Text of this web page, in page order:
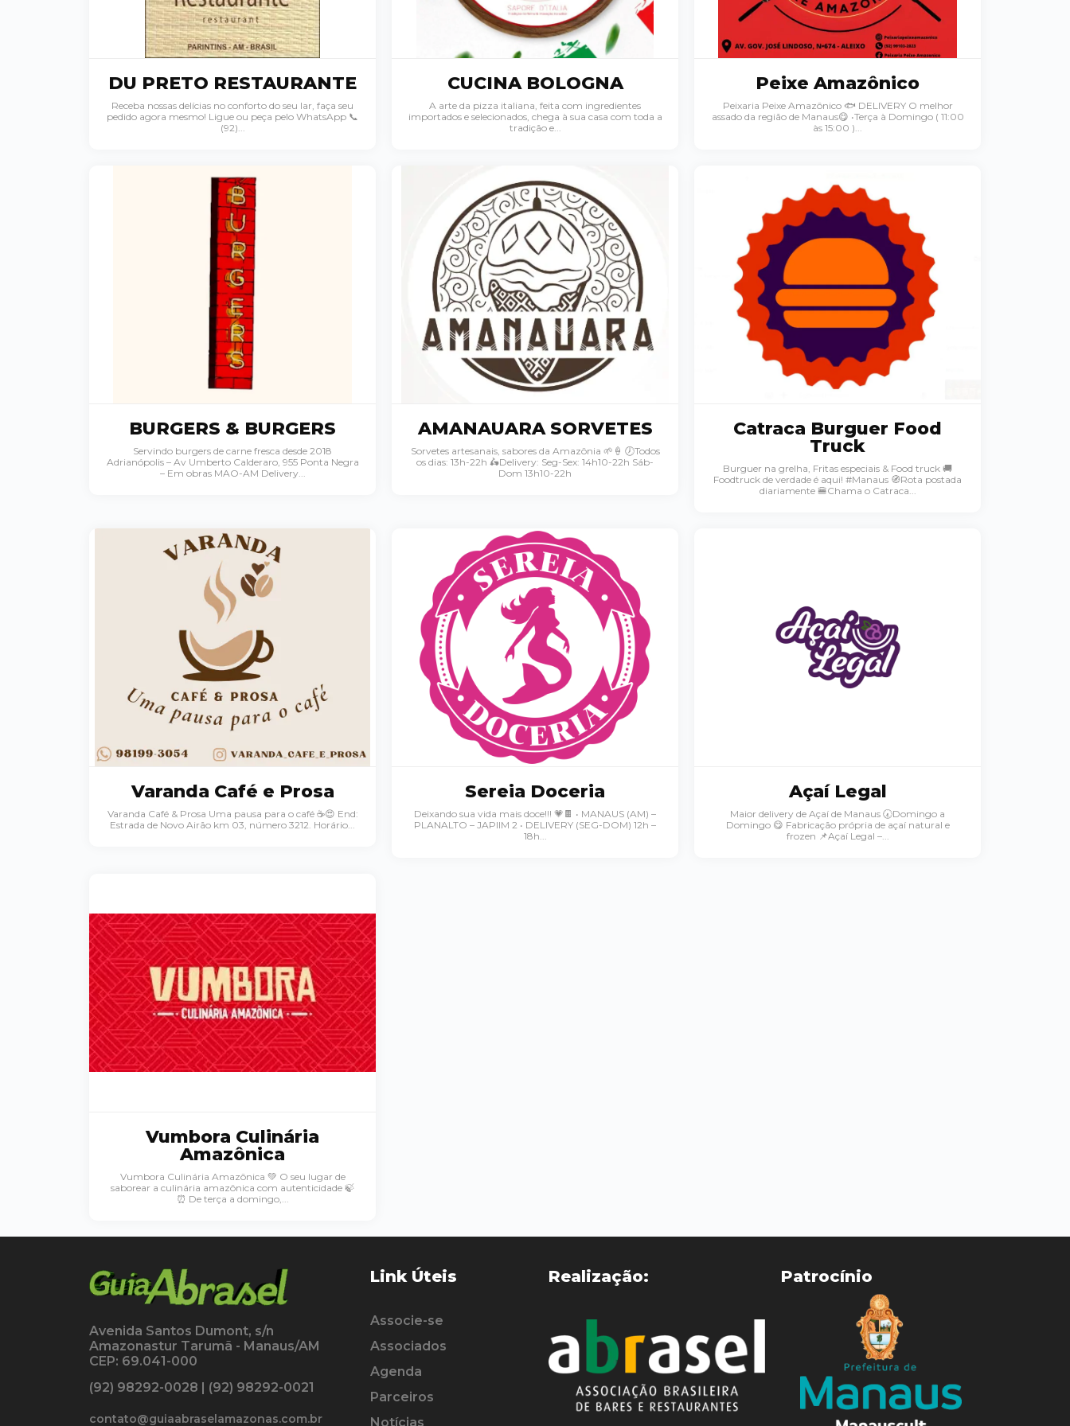
DU PRETO RESTAURANTE
Receba nossas delícias no conforto do seu lar, faça seu
pedido agora mesmo! Ligue ou peça pelo WhatsApp 📞
(92)...
CUCINA BOLOGNA
A arte da pizza italiana, feita com ingredientes
importados e selecionados, chega à sua casa com toda a
tradição e...
Peixe Amazônico
Peixaria Peixe Amazônico 🐟 DELIVERY O melhor
assado da região de Manaus😋 •Terça à Domingo ( 11:00
às 15:00 )...
BURGERS & BURGERS
Servindo burgers de carne fresca desde 2018
Adrianópolis – Av Umberto Calderaro, 955 Ponta Negra
– Em obras MAO-AM Delivery...
AMANAUARA SORVETES
Sorvetes artesanais, sabores da Amazônia 🌱🍦 🕖Todos
os dias: 13h-22h 🛵Delivery: Seg-Sex: 14h10-22h Sáb-
Dom 13h10-22h
Catraca Burguer Food
Truck
Burguer na grelha, Fritas especiais & Food truck 🚚
Foodtruck de verdade é aqui! #Manaus 🧭Rota postada
diariamente 🍔Chama o Catraca...
Varanda Café e Prosa
Varanda Café & Prosa Uma pausa para o café ☕️😍 End:
Estrada de Novo Airão km 03, número 3212. Horário...
Sereia Doceria
Deixando sua vida mais doce!!! 💗🍫 • MANAUS (AM) –
PLANALTO – JAPIIM 2 • DELIVERY (SEG-DOM) 12h –
18h...
Açaí Legal
Maior delivery de Açaí de Manaus 🕢Domingo a
Domingo 😋 Fabricação própria de açaí natural e
frozen 📌Açaí Legal –...
Vumbora Culinária
Amazônica
Vumbora Culinária Amazônica 💚 O seu lugar de
saborear a culinária amazônica com autenticidade 🍃
⏰ De terça a domingo,...
Avenida Santos Dumont, s/n
Amazonastur Tarumã - Manaus/AM
CEP: 69.041-000
(92) 98292-0028 | (92) 98292-0021
contato@guiaabraselamazonas.com.br
Link Úteis
Associe-se
Associados
Agenda
Parceiros
Notícias
Realização: Patrocínio
Palavra do presidente